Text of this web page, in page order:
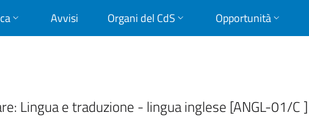
Avvisi Organi del CdS Opportunità
Lingua e traduzione - lingua inglese [ANGL-01/C ]